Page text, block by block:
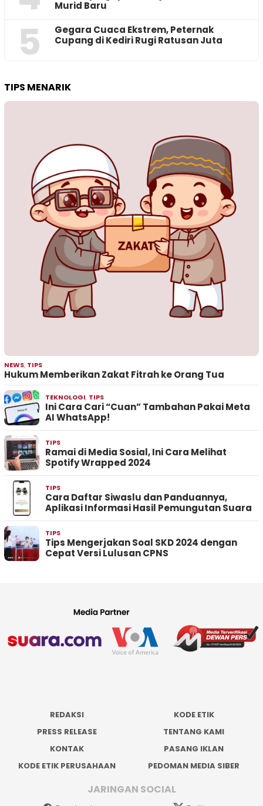
Murid Baru
5
‎Gegara Cuaca Ekstrem, Peternak
Cupang di Kediri Rugi Ratusan Juta
TIPS MENARIK
NEWS, TIPS
Hukum Memberikan Zakat Fitrah ke Orang Tua
TEKNOLOGI, TIPS
Ini Cara Cari “Cuan” Tambahan Pakai Meta
AI WhatsApp!
TIPS
Ramai di Media Sosial, Ini Cara Melihat
Spotify Wrapped 2024
TIPS
Cara Daftar Siwaslu dan Panduannya,
Aplikasi Informasi Hasil Pemungutan Suara
TIPS
Tips Mengerjakan Soal SKD 2024 dengan
Cepat Versi Lulusan CPNS
REDAKSI
KODE ETIK
PRESS RELEASE
TENTANG KAMI
KONTAK
PASANG IKLAN
KODE ETIK PERUSAHAAN
PEDOMAN MEDIA SIBER
JARINGAN SOCIAL